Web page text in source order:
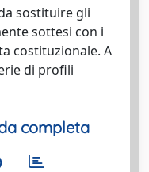
sostituire gli
sottesi con i
costituzionale. A
di profili
completa